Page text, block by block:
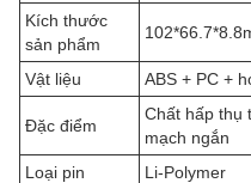
Kích thước
sản phẩm
Vật liệu ABS + PC +
Đặc điểm
Chất hấp thụ
mạch ngắn
Loại pin
Li-Polymer